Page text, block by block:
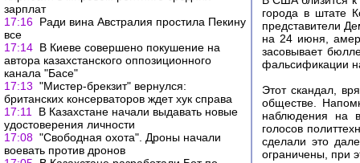
зарплат
17:16 Ради вина Австралия простила Пекину
все
17:14 В Киеве совершено покушение на
автора казахстанского оппозиционного
канала "Басе"
17:13 "Мистер-брекзит" вернулся:
британских консерваторов ждет хук справа
17:11
В Казахстане начали выдавать новые
удостоверения личности
17:08 "Свободная охота". Дроны начали
воевать против дронов
города в штате
представители
на 24 июня,
засовывает
фальсификации
Этот скандал,
обществе.
наблюдения на
голосов
сделали это
ограничены, при